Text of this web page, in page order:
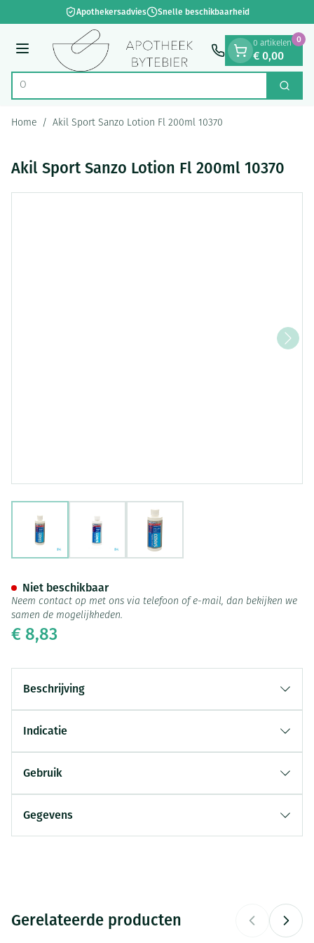
Ga naar de inhoudApothekersadvies Snelle beschikbaarheid
Menu
Product, merk, categorie...
Op zo Zoek
0 artikelen
€ 0,00
0
Home / Akil Sport Sanzo Lotion Fl 200ml 10370
Akil Sport Sanzo Lotion Fl 200ml 10370
View larger imageView larger image
€ 8,83
Niet beschikbaar
Neem contact op met ons via telefoon of e-mail, dan bekijken we
samen de mogelijkheden.
Beschrijving
Indicatie
Gebruik
Gegevens
Breedte 50 mm
Gerelateerde producten